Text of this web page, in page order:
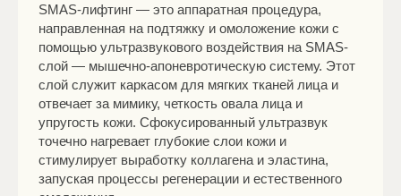
SMAS-лифтинг — это аппаратная процедура,
направленная на подтяжку и омоложение кожи с
помощью ультразвукового воздействия на SMAS-
слой — мышечно-апоневротическую систему. Этот
слой служит каркасом для мягких тканей лица и
отвечает за мимику, четкость овала лица и
упругость кожи. Сфокусированный ультразвук
точечно нагревает глубокие слои кожи и
стимулирует выработку коллагена и эластина,
запуская процессы регенерации и естественного